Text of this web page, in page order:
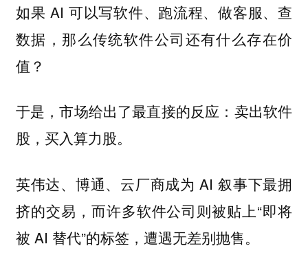
如果 AI 可以写软件、跑流程、做客服、查
数据，那么传统软件公司还有什么存在价
值？
于是，市场给出了最直接的反应：卖出软件
股，买入算力股。
英伟达、博通、云厂商成为 AI 叙事下最拥
挤的交易，而许多软件公司则被贴上“即将
被 AI 替代”的标签，遭遇无差别抛售。